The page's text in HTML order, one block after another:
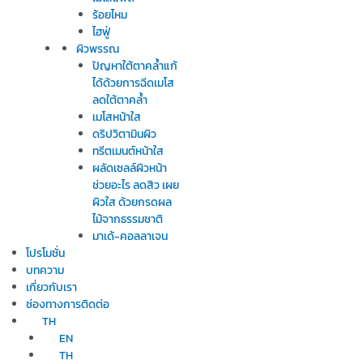
ร้อยไหม
ไฮฟู่
ผิวพรรณ
ปัญหาใต้ตาคล้ำแก้
ได้ด้วยการฉีดเมโส
ลดใต้ตาคล้ำ
เมโสหน้าใส
ดริปวิตามินผิว
ทรีตเมนต์หน้าใส
ผลัดเซลล์ผิวหน้า
ช่วยอะไร ลดสิว เผย
ผิวใส ด้วยกรดผล
ไม้จากธรรมชาติ
มาเด้-คอลลาเจน
โปรโมชั่น
บทความ
เกี่ยวกับเรา
ช่องทางการติดต่อ
TH
EN
TH